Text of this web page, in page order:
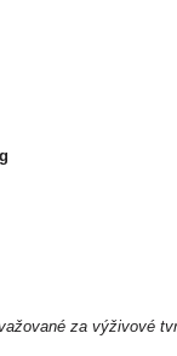
za výživové